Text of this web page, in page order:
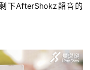
下AfterShokz韶音的